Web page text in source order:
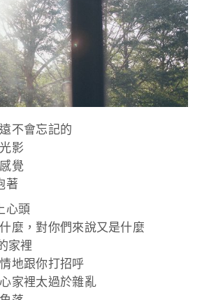
不會忘記的
影
覺
著
心頭
麼，對你們來說又是什麼
家裡
地跟你打招呼
家裡太過於雜亂